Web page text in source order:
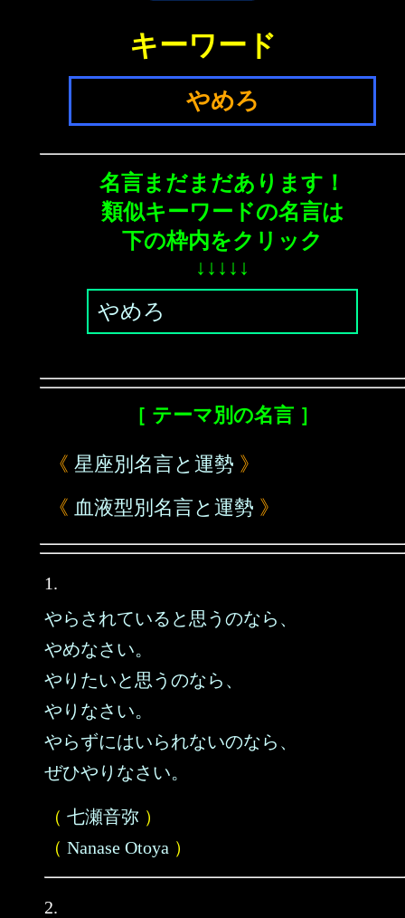
キーワード
やめろ
名言まだまだあります！
類似キーワードの名言は
下の枠内をクリック
↓↓↓↓↓
やめろ
［ テーマ別の名言 ］
《 星座別名言と運勢 》
《 血液型別名言と運勢 》
1.
やらされていると思うのなら、
やめなさい。
やりたいと思うのなら、
やりなさい。
やらずにはいられないのなら、
ぜひやりなさい。
（ 七瀬音弥 ）
（ Nanase Otoya ）
2.